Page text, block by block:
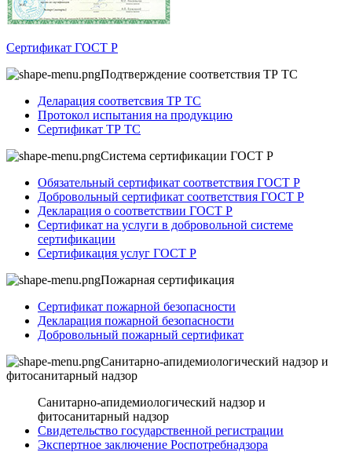
Сертификат ГОСТ Р
Подтверждение соответствия ТР ТС
Деларация соответсвия ТР ТС
Протокол испытания на продукцию
Сертификат ТР ТС
Система сертификации ГОСТ Р
Обязательный сертификат соответствия ГОСТ Р
Добровольный сертификат соответствия ГОСТ Р
Декларация о соответствии ГОСТ Р
Сертификат на услуги в добровольной системе
сертификации
Сертификация услуг ГОСТ Р
Пожарная сертификация
Сертификат пожарной безопасности
Декларация пожарной безопасности
Добровольный пожарный сертификат
Санитарно-апидемиологический надзор и
фитосанитарный надзор
Санитарно-апидемиологический надзор и
фитосанитарный надзор
Свидетельство государственной регистрации
Экспертное заключение Роспотребнадзора